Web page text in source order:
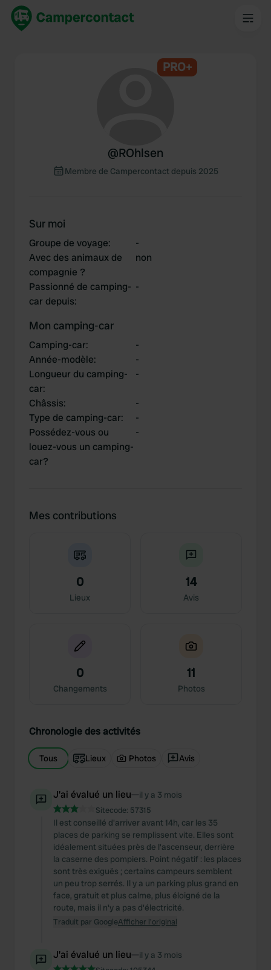
PRO+
@ROhlsen
Membre de Campercontact depuis 2025
Sur moi
Groupe de voyage:
-
Avec des animaux de
compagnie ?
non
Passionné de camping-
car depuis:
-
Mon camping-car
Camping-car:
-
Année-modèle:
-
Longueur du camping-
car:
-
Châssis:
-
Type de camping-car:
-
Possédez-vous ou
louez-vous un camping-
car?
-
Mes contributions
0
Lieux
14
Avis
0
Changements
11
Photos
Chronologie des activités
Tous Lieux Photos Avis
J'ai évalué un lieu—il y a 3 mois
Sitecode: 57315
Il est conseillé d'arriver avant 14h, car les 35
places de parking se remplissent vite. Elles sont
idéalement situées près de l'ascenseur, derrière
la caserne des pompiers. Point négatif : les places
sont très exiguës ; certains campeurs semblent
un peu trop serrés. Il y a un parking plus grand en
face, gratuit et plus calme, plus éloigné de la
route, mais il n'y a pas d'électricité.
Traduit par GoogleAfficher l'original
J'ai évalué un lieu—il y a 3 mois